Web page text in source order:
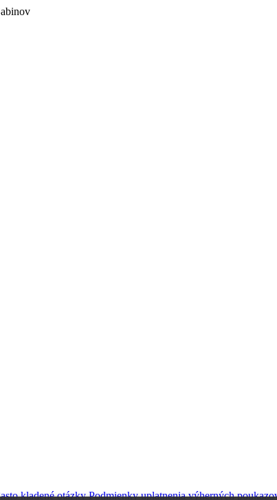
kladené otázky Podmienky uplatnenia výherných